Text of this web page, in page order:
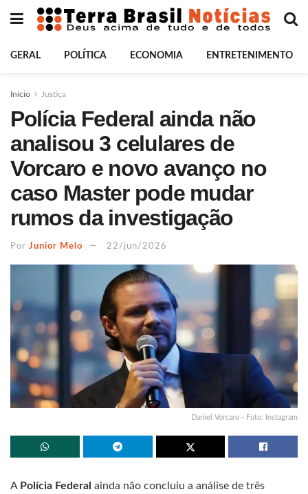
GERAL POLÍTICA ECONOMIA ENTRETENIMENTO
Início Justiça
Polícia Federal ainda não
analisou 3 celulares de
Vorcaro e novo avanço no
caso Master pode mudar
rumos da investigação
Por Junior Melo 22/jun/2026
Daniel Vorcaro - Foto: Instagram
A Polícia Federal ainda não concluiu a análise de três